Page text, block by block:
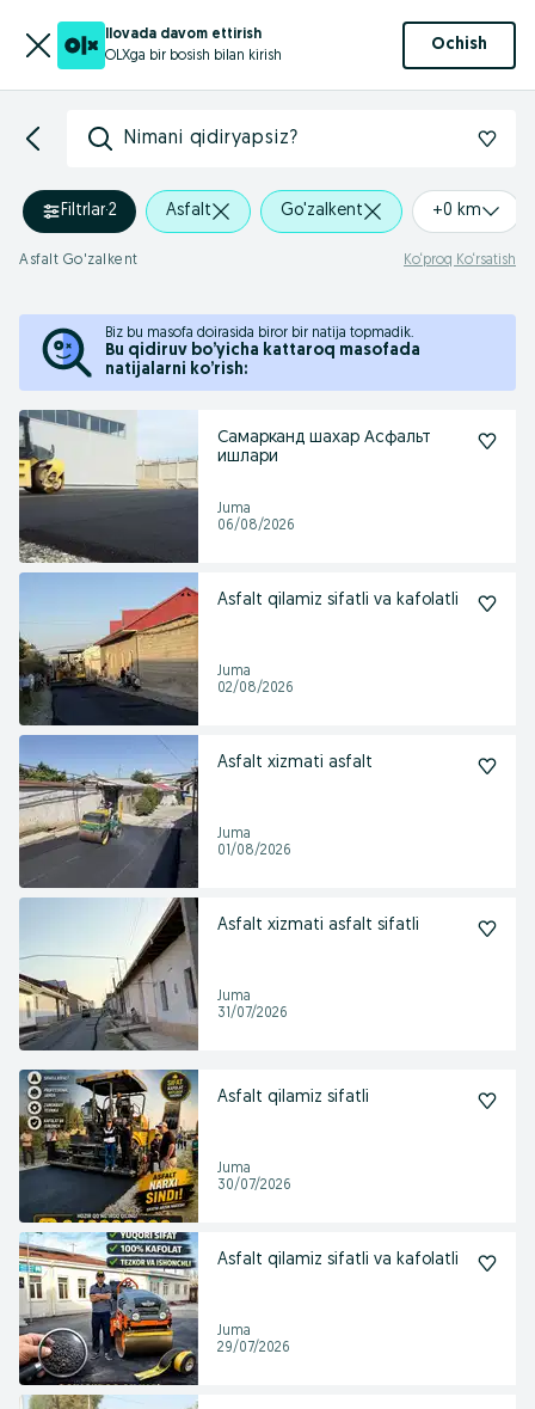
Ilovada davom ettirish
OLXga bir bosish bilan kirish
Ochish
Nimani qidiryapsiz?
Filtrlar·2 Asfalt Go'zalkent +0 km
Asfalt Go'zalkent Ko‘proq Ko‘rsatish
Biz bu masofa doirasida biror bir natija topmadik.
Bu qidiruv bo’yicha kattaroq masofada
natijalarni ko’rish:
Самарканд шахар Асфальт
ишлари
Juma
06/08/2026
Asfalt qilamiz sifatli va kafolatli
Juma
02/08/2026
Asfalt xizmati asfalt
Juma
01/08/2026
Asfalt xizmati asfalt sifatli
Juma
31/07/2026
Asfalt qilamiz sifatli
Juma
30/07/2026
Asfalt qilamiz sifatli va kafolatli
Juma
29/07/2026